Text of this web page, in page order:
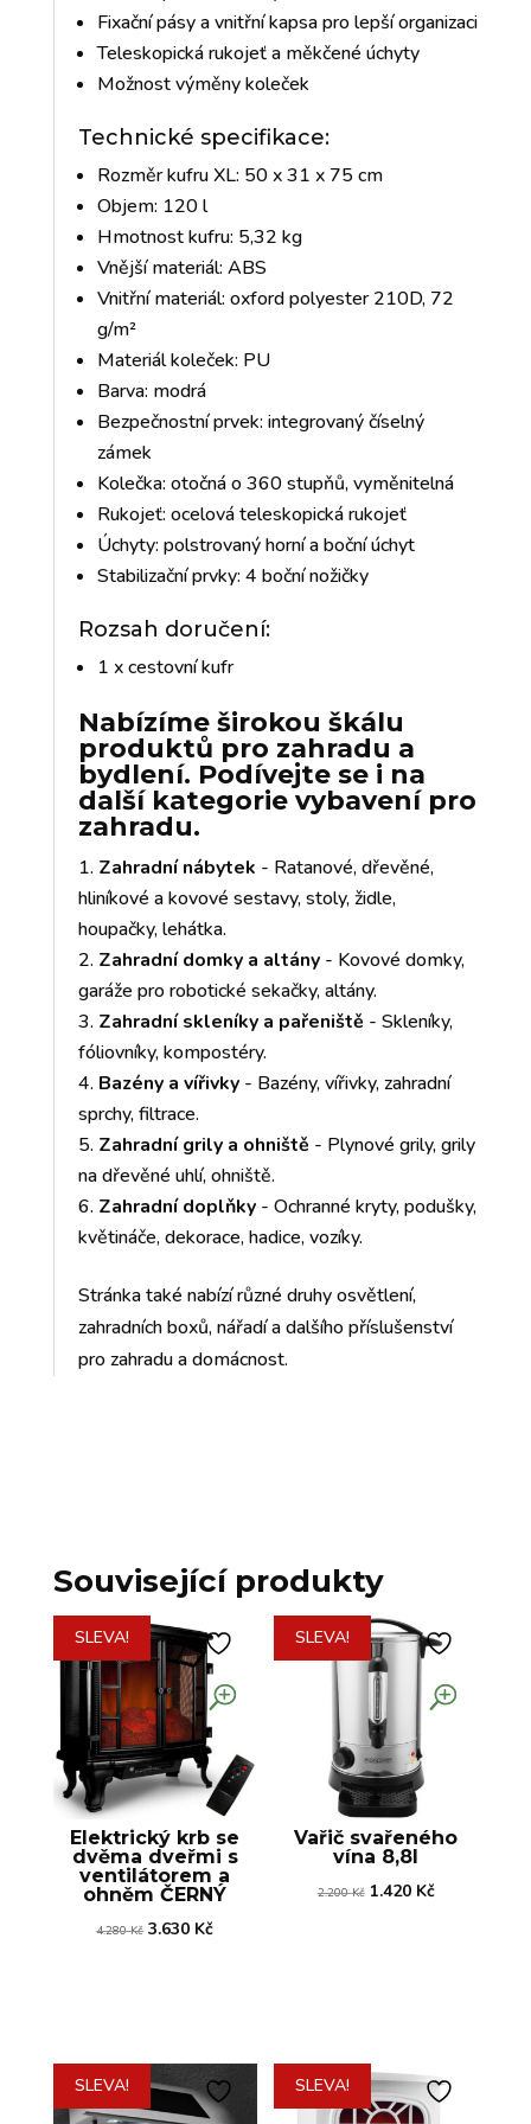
Fixační pásy a vnitřní kapsa pro lepší organizaci
Teleskopická rukojeť a měkčené úchyty
Možnost výměny koleček
Technické specifikace:
Rozměr kufru XL: 50 x 31 x 75 cm
Objem: 120 l
Hmotnost kufru: 5,32 kg
Vnější materiál: ABS
Vnitřní materiál: oxford polyester 210D, 72
g/m²
Materiál koleček: PU
Barva: modrá
Bezpečnostní prvek: integrovaný číselný
zámek
Kolečka: otočná o 360 stupňů, vyměnitelná
Rukojeť: ocelová teleskopická rukojeť
Úchyty: polstrovaný horní a boční úchyt
Stabilizační prvky: 4 boční nožičky
Rozsah doručení:
1 x cestovní kufr
Nabízíme širokou škálu
produktů pro zahradu a
bydlení. Podívejte se i na
další kategorie vybavení pro
zahradu.
Zahradní nábytek - Ratanové, dřevěné,
hliníkové a kovové sestavy, stoly, židle,
houpačky, lehátka.
Zahradní domky a altány- Kovové domky,
garáže pro robotické sekačky, altány.
Zahradní skleníky a pařeniště - Skleníky,
fóliovníky, kompostéry.
Bazény a vířivky- Bazény, vířivky, zahradní
sprchy, filtrace.
Zahradní grily a ohniště - Plynové grily, grily
na dřevěné uhlí, ohniště.
Zahradní doplňky- Ochranné kryty, podušky,
květináče, dekorace, hadice, vozíky.
Stránka také nabízí různé druhy osvětlení,
zahradních boxů, nářadí a dalšího příslušenství
pro zahradu a domácnost.
Související produkty
SLEVA!
Elektrický krb se
dvěma dveřmi s
ventilátorem a
ohněm ČERNÝ
4.280Kč Původní
3.630 KčAktuální
SLEVA!
Vařič svařeného
vína 8,8l
2.200Kč Původní
1.420 KčAktuální
SLEVA! SLEVA!